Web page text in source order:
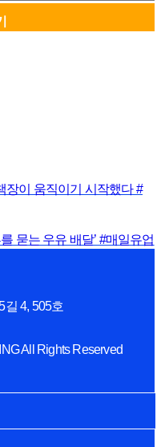
장이 움직이기 시작했다 #
묻는 우유 배달’ #매일유업
길 4, 505호
All Rights Reserved